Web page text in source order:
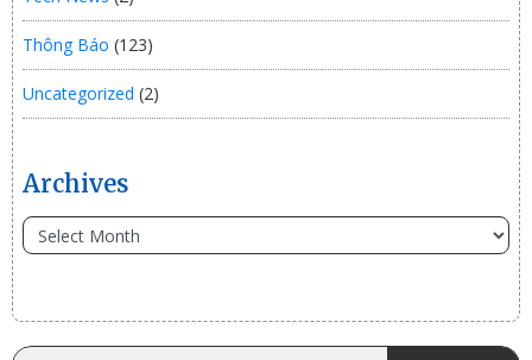
Thông Báo (123)
Uncategorized (2)
Archives